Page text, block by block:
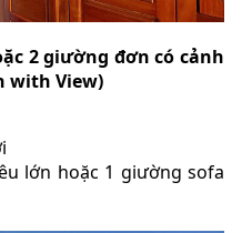
2 giường đơn có cảnh
with View)
lớn hoặc 1 giường sofa